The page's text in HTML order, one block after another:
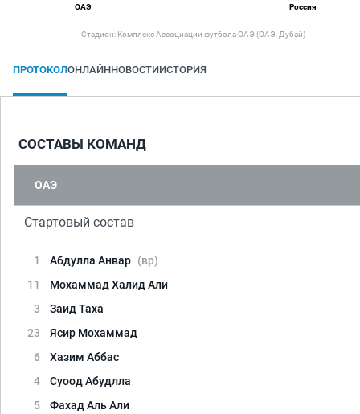
ОАЭ Россия
Стадион: Комплекс Ассоциации футбола ОАЭ (ОАЭ, Дубай)
ПРОТОКОЛОНЛАЙННОВОСТИИСТОРИЯ
СОСТАВЫ КОМАНД
ОАЭ
Стартовый состав
1 Абдулла Анвар (вр)
11
Мохаммад Халид Али
3
Заид Таха
23
Ясир Мохаммад
6
Хазим Аббас
4
Суоод Абудлла
5
Фахад Аль Али